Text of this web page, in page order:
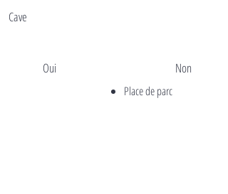
Cave
Oui Non
Place de parc